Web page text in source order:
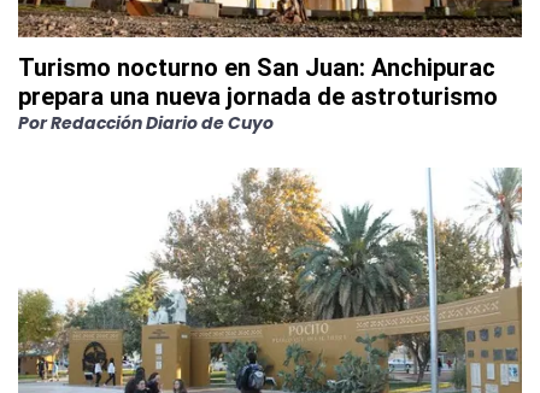
Turismo nocturno en San Juan: Anchipurac
prepara una nueva jornada de astroturismo
PorRedacción Diario de Cuyo